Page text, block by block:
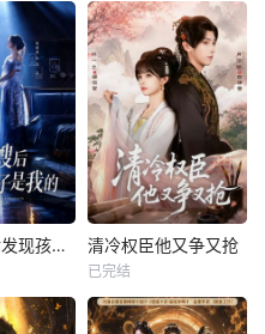
当上月嫂后发现孩子是我的 清冷权臣他又争又抢
已完结